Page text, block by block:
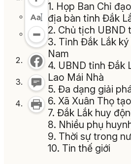
1. Họp Ban Chỉ
địa bàn tỉnh Đắk
2. Chủ tịch
3. Tỉnh Đắk Lắk
Nam
4. UBND tỉnh Đắk
Lao Mái Nhà
5. Đa dạng giải
6. Xã Xuân Thọ
7. Đắk Lắk huy
8. Nhiều phụ
9. Thời sự trong
10. Tin thế giới